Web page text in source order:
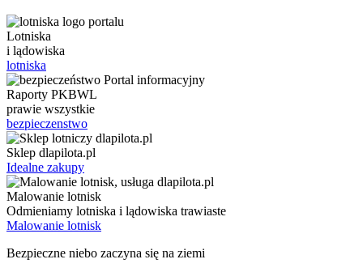
Lotniska
i lądowiska
lotniska
Raporty PKBWL
prawie wszystkie
bezpieczenstwo
Sklep dlapilota.pl
Idealne zakupy
Malowanie lotnisk
Odmieniamy lotniska i lądowiska trawiaste
Malowanie lotnisk
Bezpieczne niebo zaczyna się na ziemi